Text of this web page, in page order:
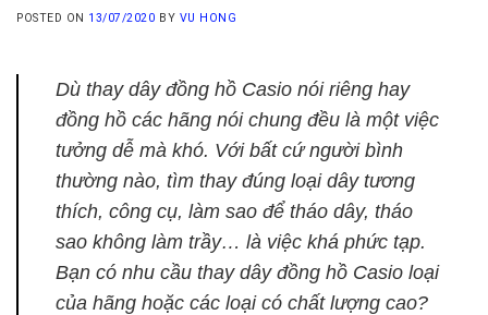
POSTED ON 13/07/2020 BY VU HONG
Dù thay dây đồng hồ Casio nói riêng hay
đồng hồ các hãng nói chung đều là một việc
tưởng dễ mà khó. Với bất cứ người bình
thường nào, tìm thay đúng loại dây tương
thích, công cụ, làm sao để tháo dây, tháo
sao không làm trầy… là việc khá phức tạp.
Bạn có nhu cầu thay dây đồng hồ Casio loại
của hãng hoặc các loại có chất lượng cao?